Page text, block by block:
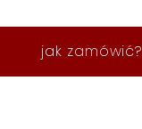
jak zamówić?